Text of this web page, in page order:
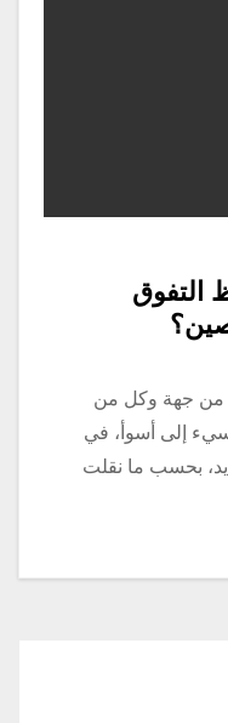
التفوق
من جهة وكل من
إلى أسوأ، في
بحسب ما نقلت